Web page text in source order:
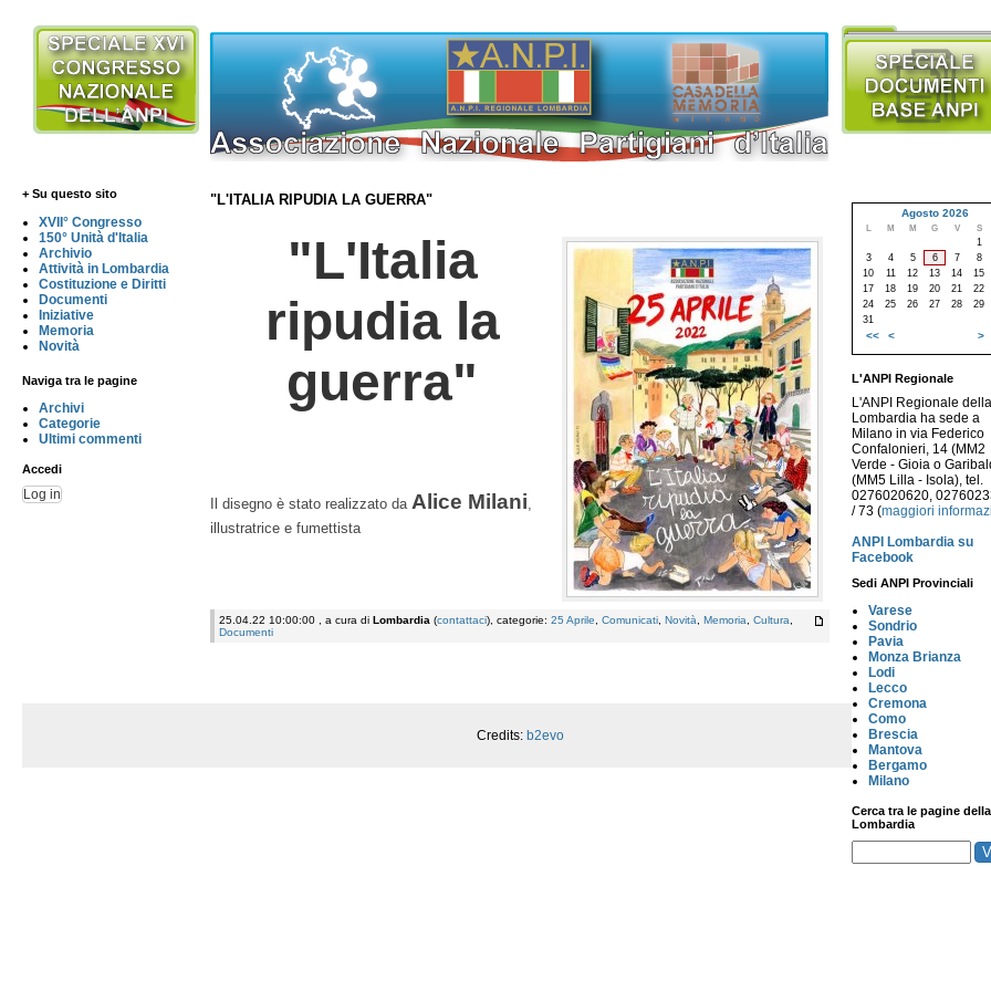
+ Su questo sito
XVII° Congresso
150° Unità d'Italia
Archivio
Attività in Lombardia
Costituzione e Diritti
Documenti
Iniziative
Memoria
Novità
Naviga tra le pagine
Archivi
Categorie
Ultimi commenti
Accedi
Log in
"L'ITALIA RIPUDIA LA GUERRA"
"L'Italia
ripudia la
guerra"
Il disegno è stato realizzato da Alice Milani,
illustratrice e fumettista
25.04.22 10:00:00 , a cura di Lombardia (contattaci), categorie: 25 Aprile Comunicati Novità Memoria Cultura
Documenti
Agosto 2026
L M M G V S
1
3
4 5 6 7 8
10
11 12 13 14 15
17
18 19 20 21 22
24
25 26 27 28 29
31
<< < >
L'ANPI Regionale
L'ANPI Regionale della
Lombardia ha sede a
Milano in via Federico
Confalonieri, 14 (MM2
Verde - Gioia o
(MM5 Lilla - Isola), tel.
0276020620,
/ 73 (maggiori
ANPI Lombardia su
Facebook
Sedi ANPI Provinciali
Varese
Sondrio
Pavia
Monza Brianza
Lodi
Lecco
Cremona
Como
Brescia
Mantova
Bergamo
Milano
Cerca tra le pagine della
Lombardia
Credits: b2evo